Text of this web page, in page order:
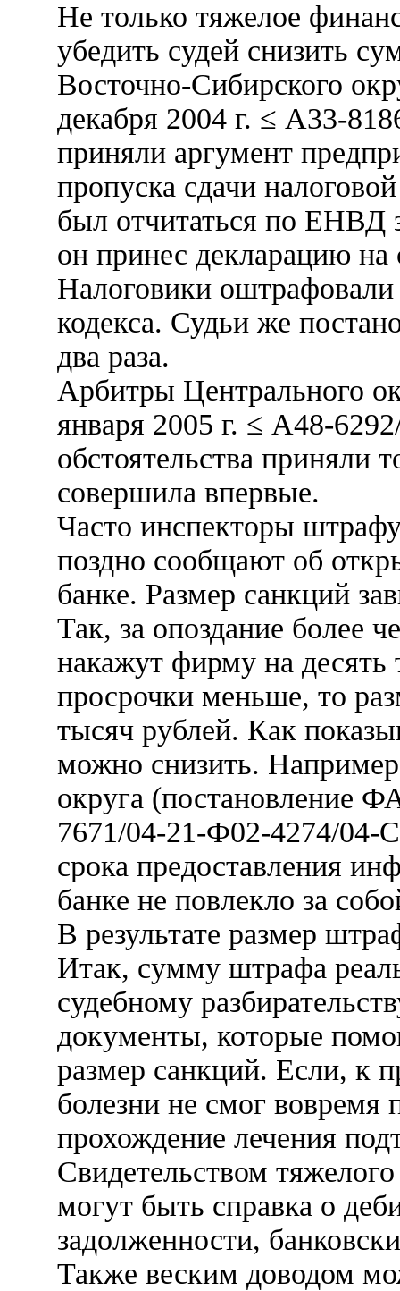
Не только тяжелое
убедить судей снизить
Восточно-Сибирского
декабря 2004 г. ≤ А33-
приняли аргумент
пропуска сдачи
был отчитаться по ЕНВД
он принес декларацию
Налоговики оштрафовали
кодекса. Судьи же
два раза.
Арбитры Центрального
января 2005 г. ≤ А48-
обстоятельства приняли
совершила впервые.
Часто инспекторы
поздно сообщают об
банке. Размер санкций
Так, за опоздание более
накажут фирму на
просрочки меньше, то
тысяч рублей. Как
можно снизить.
округа (постановление
7671/04-21-Ф02-4274/04-
срока предоставления
банке не повлекло за
В результате размер
Итак, сумму штрафа
судебному
документы, которые
размер санкций. Если, к
болезни не смог вовремя
прохождение лечения
Свидетельством
могут быть справка о
задолженности,
Также веским доводом